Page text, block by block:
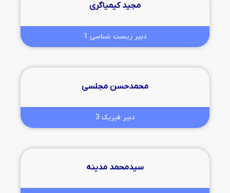
مجید کیمیاگری
دبیر زیست شناسی 1
محمدحسن مجلسی
دبیر فیزیک 3
سیدمحمد مدینه